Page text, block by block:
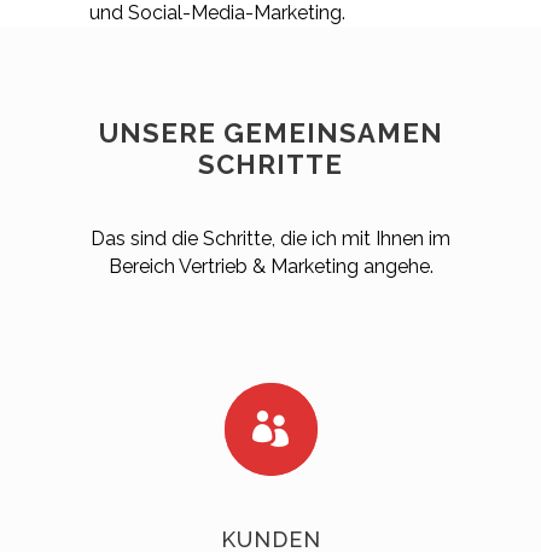
und Social-Media-Marketing.
UNSERE GEMEINSAMEN
SCHRITTE
Das sind die Schritte, die ich mit Ihnen im
Bereich Vertrieb & Marketing angehe.
KUNDEN